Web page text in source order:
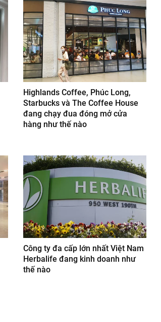
Highlands Coffee, Phúc Long,
Starbucks và The Coffee House
đang chạy đua đóng mở cửa
hàng như thế nào
Công ty đa cấp lớn nhất Việt Nam
Herbalife đang kinh doanh như
thế nào